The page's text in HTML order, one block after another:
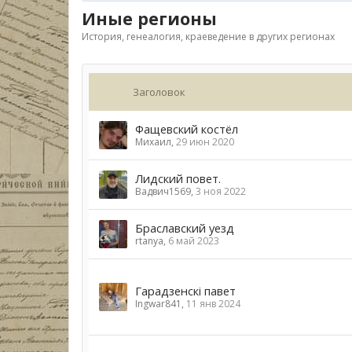
Иные регионы
История, генеалогия, краеведение в других регионах
Заголовок
Фащевский костёл
Михаил, 29 июн 2020
Лидский повет.
Вадвич1569, 3 ноя 2022
Браславский уезд
rtanya, 6 май 2023
Гарадзенскі павет
Ingwar841 , 11 янв 2024